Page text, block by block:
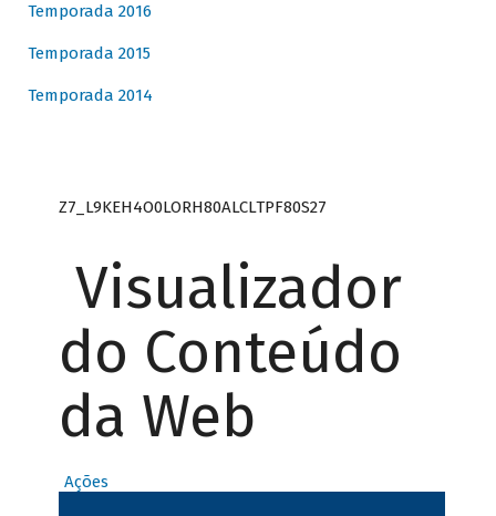
Temporada 2016
Temporada 2015
Temporada 2014
Z7_L9KEH4O0LORH80ALCLTPF80S27
Visualizador
do Conteúdo
da Web
Ações